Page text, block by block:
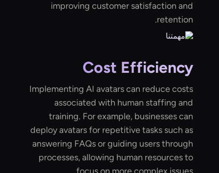
improving customer satisfaction and
retention.
Cost Efficiency
Implementing AI avatars can reduce costs
associated with human staffing and
training. For example, businesses can
deploy avatars for repetitive tasks such as
answering FAQs or guiding users through
processes, allowing human resources to